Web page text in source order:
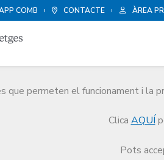
COMB CONTACTE ÀREA
permeten el funcionament i la
Clica AQUÍ
Pots
Enquesta d'Assegurança